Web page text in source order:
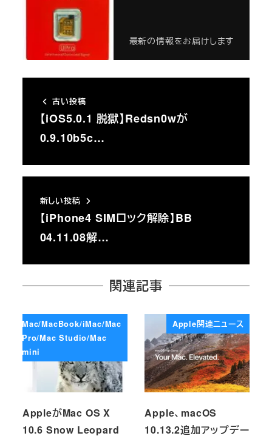
最新の情報をお届けします
古い投稿
【iOS5.0.1 脱獄】Redsn0wが
0.9.10b5c…
新しい投稿
【iPhone4 SIMロック解除】BB
04.11.08解…
関連記事
Mac/MacBook/iMac/Mac
Pro/Mac Studio/Mac
mini
AppleがMac OS X
10.6 Snow Leopard
Apple関連ニュース
Apple、macOS
10.13.2追加アップデー